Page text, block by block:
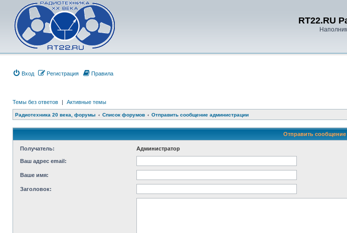
RT22.RU
Вход Регистрация Правила
Темы без ответов | Активные темы
Радиотехника 20 века, форумы Список форумов Отправить сообщение администрации
Отправить
Получатель: Администратор
Ваш адрес email:
Ваше имя:
Заголовок: